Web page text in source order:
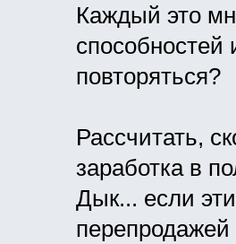
Каждый это
повторяться?
Рассчитать,
заработка в
Дык... если
перепродажей